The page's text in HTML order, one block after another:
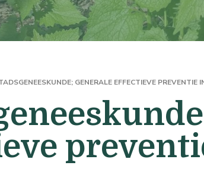
GENERALE EFFECTIEVE PREVENTIE